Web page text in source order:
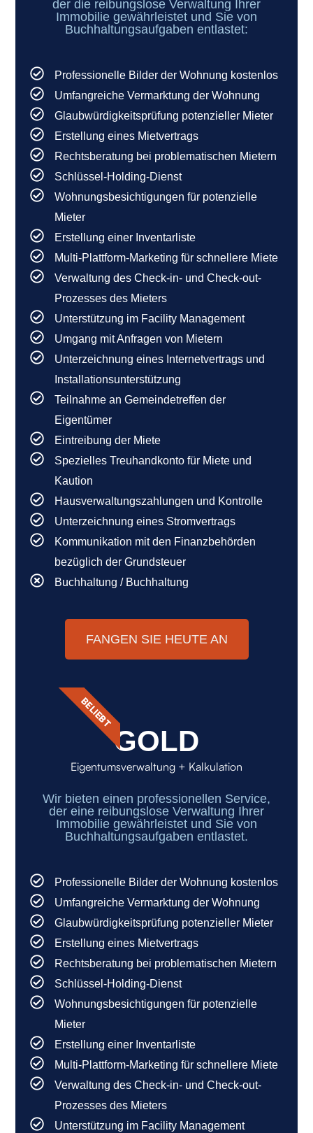
der die reibungslose Verwaltung Ihrer
Immobilie gewährleistet und Sie von
Buchhaltungsaufgaben entlastet:
Professionelle Bilder der Wohnung kostenlos
Umfangreiche Vermarktung der Wohnung
Glaubwürdigkeitsprüfung potenzieller Mieter
Erstellung eines Mietvertrags
Rechtsberatung bei problematischen Mietern
Schlüssel-Holding-Dienst
Wohnungsbesichtigungen für potenzielle
Mieter
Erstellung einer Inventarliste
Multi-Plattform-Marketing für schnellere Miete
Verwaltung des Check-in- und Check-out-
Prozesses des Mieters
Unterstützung im Facility Management
Umgang mit Anfragen von Mietern
Unterzeichnung eines Internetvertrags und
Installationsunterstützung
Teilnahme an Gemeindetreffen der
Eigentümer
Eintreibung der Miete
Spezielles Treuhandkonto für Miete und
Kaution
Hausverwaltungszahlungen und Kontrolle
Unterzeichnung eines Stromvertrags
Kommunikation mit den Finanzbehörden
bezüglich der Grundsteuer
Buchhaltung / Buchhaltung
FANGEN SIE HEUTE AN
BELIEBT
GOLD
Eigentumsverwaltung + Kalkulation
Wir bieten einen professionellen Service,
der eine reibungslose Verwaltung Ihrer
Immobilie gewährleistet und Sie von
Buchhaltungsaufgaben entlastet.
Professionelle Bilder der Wohnung kostenlos
Umfangreiche Vermarktung der Wohnung
Glaubwürdigkeitsprüfung potenzieller Mieter
Erstellung eines Mietvertrags
Rechtsberatung bei problematischen Mietern
Schlüssel-Holding-Dienst
Wohnungsbesichtigungen für potenzielle
Mieter
Erstellung einer Inventarliste
Multi-Plattform-Marketing für schnellere Miete
Verwaltung des Check-in- und Check-out-
Prozesses des Mieters
Unterstützung im Facility Management